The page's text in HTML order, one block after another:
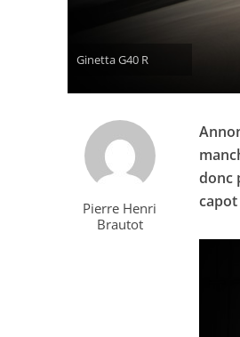
Ginetta G40 R
Pierre Henri
Brautot
donc
capot